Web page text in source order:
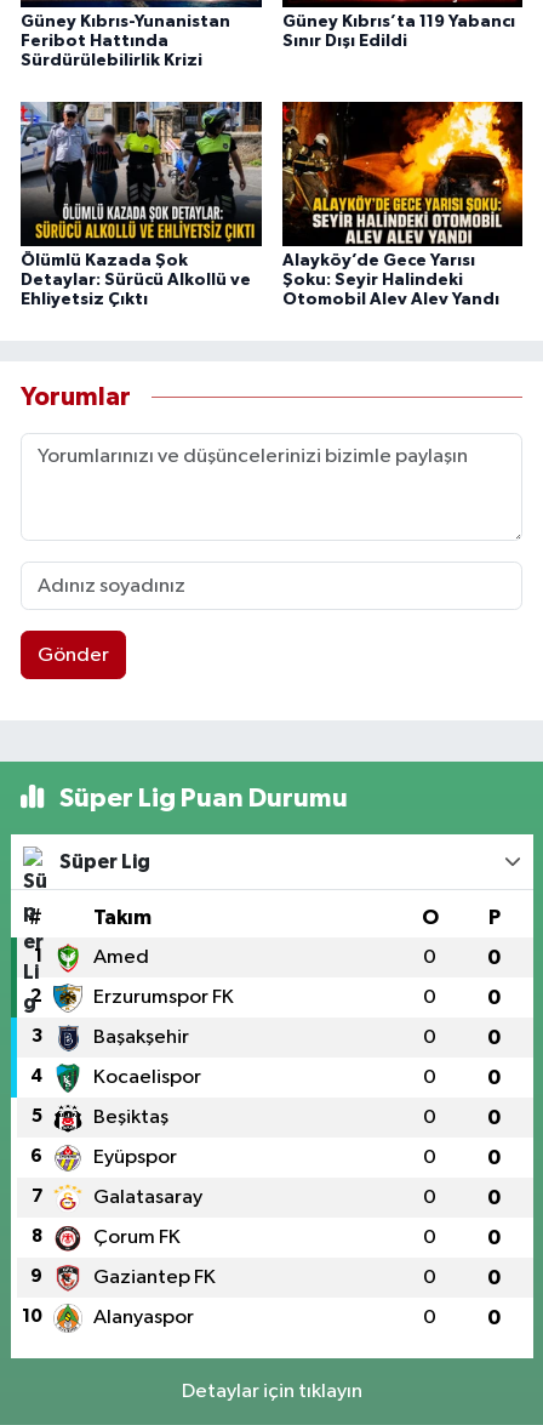
Güney Kıbrıs-Yunanistan
Feribot Hattında
Sürdürülebilirlik Krizi
Güney Kıbrıs’ta 119 Yabancı
Sınır Dışı Edildi
Ölümlü Kazada Şok
Detaylar: Sürücü Alkollü ve
Ehliyetsiz Çıktı
Alayköy’de Gece Yarısı
Şoku: Seyir Halindeki
Otomobil Alev Alev Yandı
Yorumlar
Gönder
Süper Lig Puan Durumu
Süper Lig
# Takım O P
1 Amed 0 0
2 Erzurumspor FK 0 0
3 Başakşehir 0 0
4 Kocaelispor 0 0
5 Beşiktaş 0 0
6 Eyüpspor 0 0
7 Galatasaray 0 0
8 Çorum FK 0 0
9 Gaziantep FK 0 0
10 Alanyaspor 0 0
Detaylar için tıklayın